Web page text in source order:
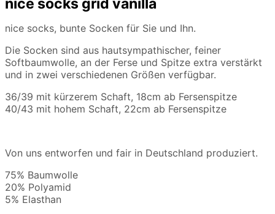
nice socks grid vanilla
nice socks, bunte Socken für Sie und Ihn.
Die Socken sind aus hautsympathischer, feiner
Softbaumwolle, an der Ferse und Spitze extra verstärkt
und in zwei verschiedenen Größen verfügbar.
36/39 mit kürzerem Schaft, 18cm ab Fersenspitze
40/43 mit hohem Schaft, 22cm ab Fersenspitze
Von uns entworfen und fair in Deutschland produziert.
75% Baumwolle
20% Polyamid
5% Elasthan